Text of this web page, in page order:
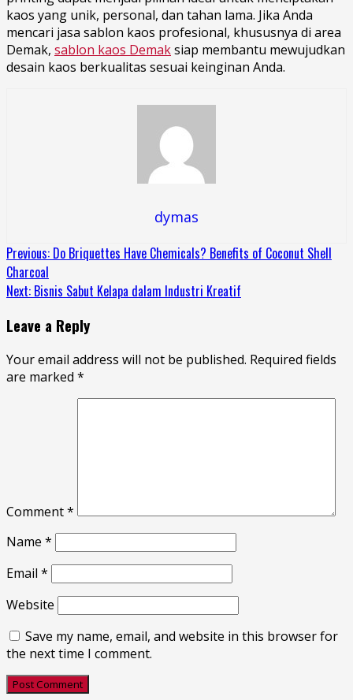
kaos yang unik, personal, dan tahan lama. Jika Anda
mencari jasa sablon kaos profesional, khususnya di area
Demak, sablon kaos Demaksiap membantu mewujudkan
desain kaos berkualitas sesuai keinginan Anda.
dymas
Continue
Reading
Previous: Do Briquettes Have Chemicals? Benefits of Coconut Shell
Charcoal
Next: Bisnis Sabut Kelapa dalam Industri Kreatif
Leave a Reply
Your email address will not be published. Required fields
are marked *
Comment*
Name *
Email *
Website
Save my name, email, and website in this browser for
the next time I comment.